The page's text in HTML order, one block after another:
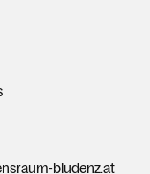
bludenz.at